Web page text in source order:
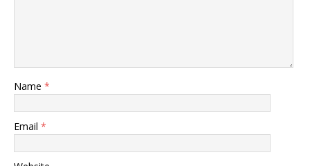
Name *
Email *